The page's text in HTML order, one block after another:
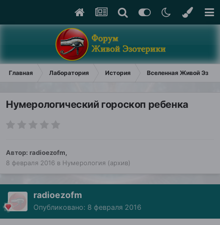
Главная Лаборатория История Вселенная Живой
Нумерологический гороскоп ребенка
Автор: radioezofm,
8 февраля 2016 в Нумерология (архив)
radioezofm
Опубликовано: 8 февраля 2016